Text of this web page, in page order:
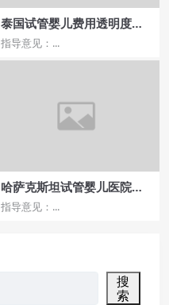
泰国试管婴儿费用透明度如
何，选择合适医院的依据是
什么？
指导意见：...
哈萨克斯坦试管婴儿医院哪
家价格合理？
指导意见：...
搜
索